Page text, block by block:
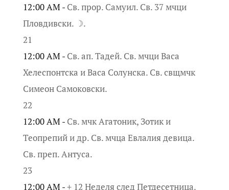
12:00 AM - Св. прор. Самуил. Св. 37 мчци
Пловдивски. ☽.
21
12:00 AM - Св. ап. Тадей. Св. мчци Васа
Хелеспонтска и Васа Солунска. Св. свщмчк
Симеон Самоковски.
22
12:00 AM - Св. мчк Агатоник, Зотик и
Теопрепий и др. Св. мчца Евлалия девица.
Св. преп. Антуса.
23
12:00 AM -+ 12 Неделя след Петдесетница.